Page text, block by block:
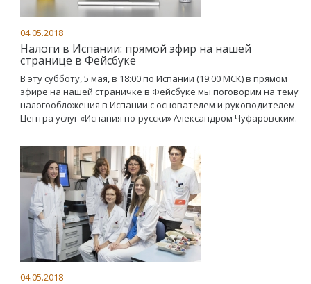
04.05.2018
Налоги в Испании: прямой эфир на нашей
странице в Фейсбуке
В эту субботу, 5 мая, в 18:00 по Испании (19:00 МСК) в прямом
эфире на нашей страничке в Фейсбуке мы поговорим на тему
налогообложения в Испании с основателем и руководителем
Центра услуг «Испания по-русски» Александром Чуфаровским.
04.05.2018